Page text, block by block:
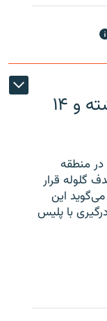
تیراندازی در تورنتو یک نفر کشته و ۱۴
منطقه
شهر کانادا،۱۴ نفر هدف گلوله قرار
این
با پلیس